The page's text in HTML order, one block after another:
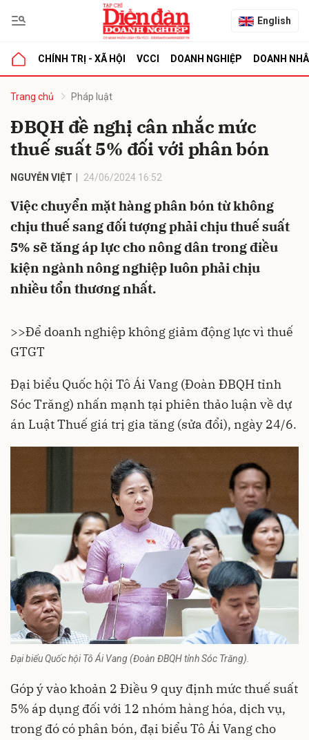
English
CHÍNH TRỊ - XÃ HỘI VCCI DOANH NGHIỆP DOANH
Trang chủ Pháp luật
ĐBQH đề nghị cân nhắc mức
thuế suất 5% đối với phân bón
NGUYỄN VIỆT 24/06/2024 16:52
Việc chuyển mặt hàng phân bón từ không
chịu thuế sang đối tượng phải chịu thuế suất
5% sẽ tăng áp lực cho nông dân trong điều
kiện ngành nông nghiệp luôn phải chịu
nhiều tổn thương nhất.
>>Để doanh nghiệp không giảm động lực vì thuế
GTGT
Đại biểu Quốc hội Tô Ái Vang (Đoàn ĐBQH tỉnh
Sóc Trăng) nhấn mạnh tại phiên thảo luận về dự
án LuậtThuế giá trị gia tăng (sửa đổi), ngày 24/6.
Đại biểu Quốc hội Tô Ái Vang (Đoàn ĐBQH tỉnh Sóc Trăng).
Góp ý vào khoản 2 Điều 9 quy định mức thuế suất
5% áp dụng đối với 12 nhóm hàng hóa, dịch vụ,
trong đó có phân bón, đại biểu Tô Ái Vang cho
luận
Hủy